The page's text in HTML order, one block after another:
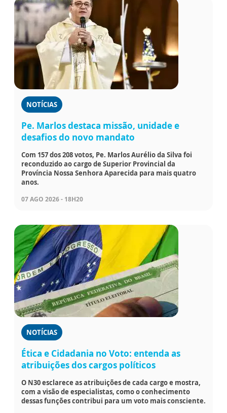
NOTÍCIAS
Pe. Marlos destaca missão, unidade e
desafios do novo mandato
Com 157 dos 208 votos, Pe. Marlos Aurélio da Silva foi
reconduzido ao cargo de Superior Provincial da
Província Nossa Senhora Aparecida para mais quatro
anos.
07 AGO 2026 - 18H20
NOTÍCIAS
Ética e Cidadania no Voto: entenda as
atribuições dos cargos políticos
O N30 esclarece as atribuições de cada cargo e mostra,
com a visão de especialistas, como o conhecimento
dessas funções contribui para um voto mais consciente.